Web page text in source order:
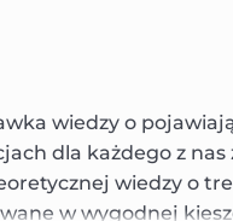
wiedzy o
dla każdego z
wiedzy o
w wygodnej